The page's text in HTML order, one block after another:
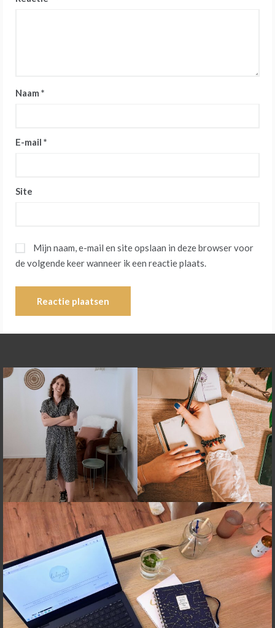
Naam *
E-mail *
Site
Mijn naam, e-mail en site opslaan in deze browser voor
de volgende keer wanneer ik een reactie plaats.